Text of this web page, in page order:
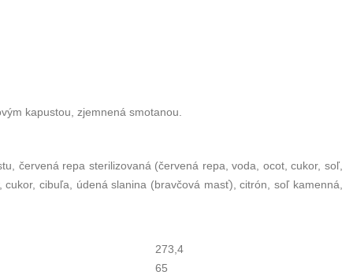
kapustou, zjemnená smotanou.
červená repa sterilizovaná (červená repa, voda, ocot, cukor, soľ,
cukor, cibuľa, údená slanina (bravčová masť), citrón, soľ kamenná,
273,4
65